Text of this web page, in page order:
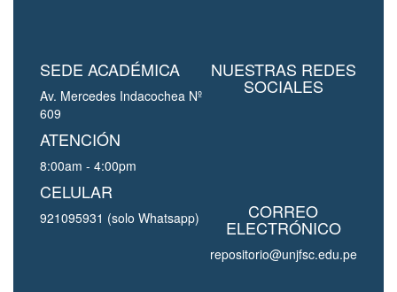
SEDE ACADÉMICA
Av. Mercedes Indacochea Nº
609
ATENCIÓN
8:00am - 4:00pm
CELULAR
921095931 (solo Whatsapp)
NUESTRAS REDES
SOCIALES
CORREO
ELECTRÓNICO
repositorio@unjfsc.edu.pe